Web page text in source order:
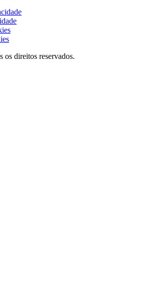
direitos reservados.